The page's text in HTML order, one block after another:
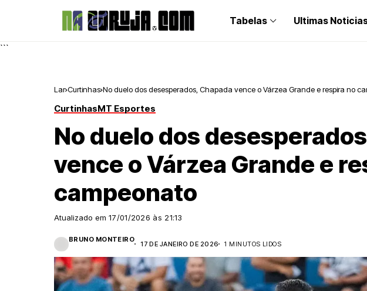
Tabelas Ultimas
```
Lar Curtinhas No duelo dos desesperados, Chapada vence o Várzea Grande e respira no
CurtinhasMT Esportes
No duelo dos
vence o Várzea Grande e
campeonato
Atualizado em 17/01/2026 às 21:13
BRUNO MONTEIRO
17 DE JANEIRO DE 2026 1 MINUTOS LIDOS